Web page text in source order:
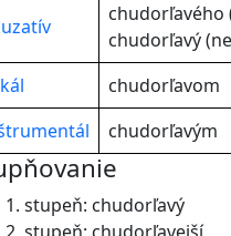
chudorľavého
chudorľavý
chudorľavom
chudorľavým
1. stupeň: chudorľavý